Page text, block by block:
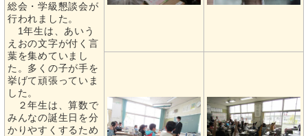
総会・学級懇談会が
行われました。
1年生は、あいう
えおの文字が付く言
葉を集めていまし
た。多くの子が手を
挙げて頑張っていま
した。
２年生は、算数で
みんなの誕生日を分
かりやすくするため